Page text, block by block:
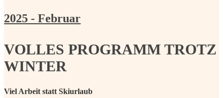
2025 - Februar
VOLLES PROGRAMM TROTZ
WINTER
Viel Arbeit statt Skiurlaub